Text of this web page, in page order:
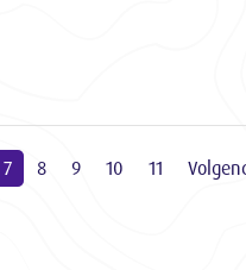
7 8 9 10 11